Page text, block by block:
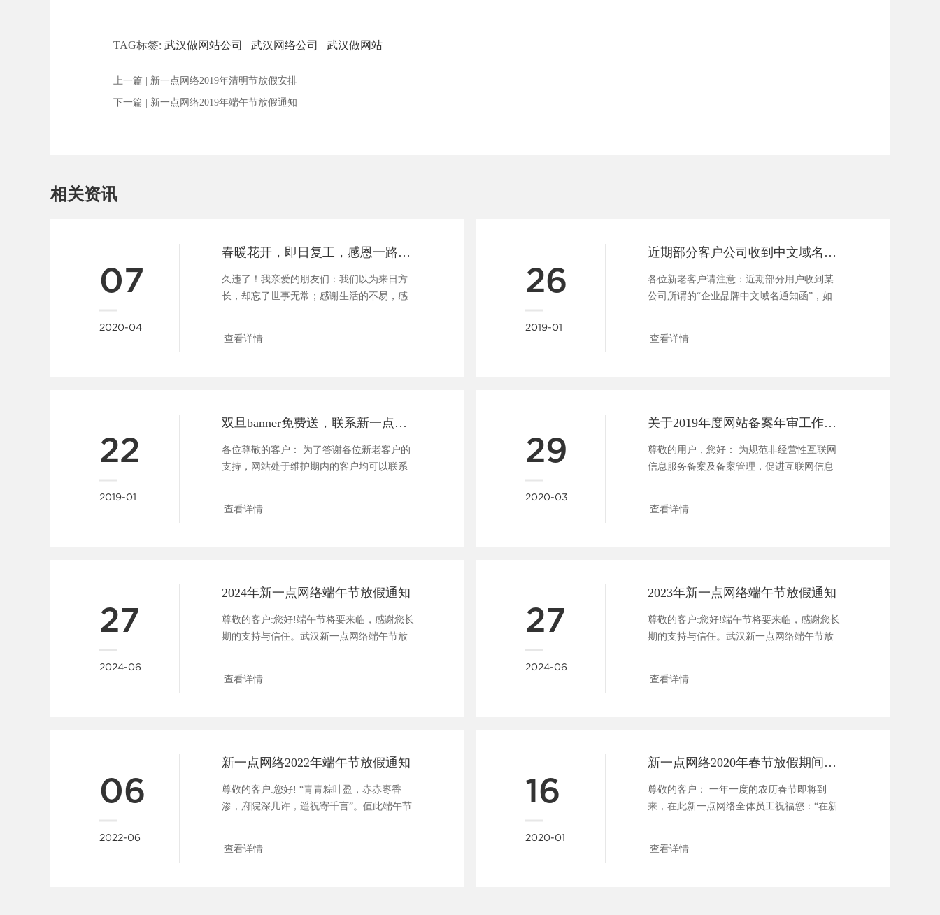
TAG标签: 武汉做网站公司 武汉网络公司 武汉做网站
上一篇 | 新一点网络2019年清明节放假安排
下一篇 | 新一点网络2019年端午节放假通知
相关资讯
07
2020-04
春暖花开，即日复工，感恩一路有你！
久违了！我亲爱的朋友们：我们以为来日方
长，却忘了世事无常；感谢生活的不易，感
查看详情
26
2019-01
近期部分客户公司收到中文域名续费通知的骗局
各位新老客户请注意：近期部分用户收到某
公司所谓的“企业品牌中文域名通知函”，如
查看详情
22
2019-01
双旦banner免费送，联系新一点有好礼！
各位尊敬的客户： 为了答谢各位新老客户的
支持，网站处于维护期内的客户均可以联系
查看详情
29
2020-03
关于2019年度网站备案年审工作的通知
尊敬的用户，您好： 为规范非经营性互联网
信息服务备案及备案管理，促进互联网信息
查看详情
27
2024-06
2024年新一点网络端午节放假通知
尊敬的客户:您好!端午节将要来临，感谢您长
期的支持与信任。武汉新一点网络端午节放
查看详情
27
2024-06
2023年新一点网络端午节放假通知
尊敬的客户:您好!端午节将要来临，感谢您长
期的支持与信任。武汉新一点网络端午节放
查看详情
06
2022-06
新一点网络2022年端午节放假通知
尊敬的客户:您好! “青青粽叶盈，赤赤枣香
渗，府院深几许，遥祝寄千言”。值此端午节
查看详情
16
2020-01
新一点网络2020年春节放假期间客服值班的通知
尊敬的客户： 一年一度的农历春节即将到
来，在此新一点网络全体员工祝福您：“在新
查看详情